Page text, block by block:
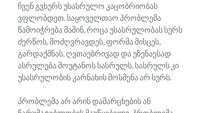
ჩვენ გვსურს უსასრულო კაცობრიობას
ვფლობდეთ. საყოველთაო პრობლემა
წამოიჭრება მაშინ, როცა უსასრულობას სურს
ძერწოს, მოძღვრავდეს, ფორმა მისცეს,
გარდაქმნას, ღვთაებრივად და უზენაესად
ასრულება მოუტანოს სასრულს, სასრულს კი
უსასრულობის კარნახის მოსმენა არ სურს.
პრობლემა არ არის დამარცხების ან